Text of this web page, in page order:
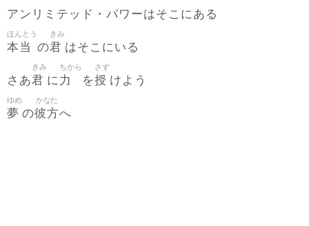
アンリミテッド・パワーはそこにある
本当
ほんとう
の君
きみ
はそこにいる
さあ君
きみ
に力
ちから
を授
さず
けよう
夢
ゆめ
の彼方
かなた
へ